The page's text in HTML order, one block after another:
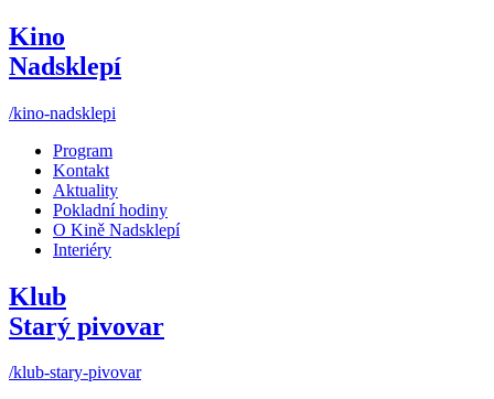
Kino
Nadsklepí
/kino-nadsklepi
Program
Kontakt
Aktuality
Pokladní hodiny
O Kině Nadsklepí
Interiéry
Klub
Starý pivovar
/klub-stary-pivovar